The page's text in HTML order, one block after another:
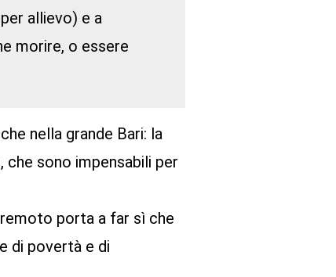
allievo) e a
morire, o essere
nella grande Bari: la
che sono impensabili per
remoto porta a far sì che
di povertà e di